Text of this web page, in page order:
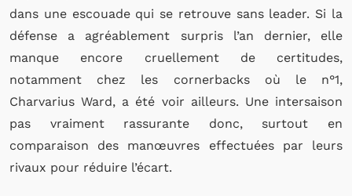
dans une escouade qui se retrouve sans leader. Si la
défense a agréablement surpris l’an dernier, elle
manque encore cruellement de certitudes,
notamment chez les cornerbacks où le n°1,
Charvarius Ward, a été voir ailleurs. Une intersaison
pas vraiment rassurante donc, surtout en
comparaison des manœuvres effectuées par leurs
rivaux pour réduire l’écart.